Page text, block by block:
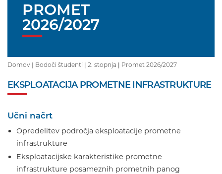
PROMET
2026/2027
Domov | Bodoči študenti | 2. stopnja | Promet 2026/2027
EKSPLOATACIJA PROMETNE INFRASTRUKTURE
Učni načrt
Opredelitev področja eksploatacije prometne
infrastrukture
Eksploatacijske karakteristike prometne
infrastrukture posameznih prometnih panog